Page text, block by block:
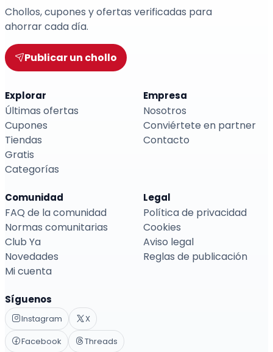
Chollos, cupones y ofertas verificadas para
ahorrar cada día.
Publicar un chollo
Explorar
Últimas ofertas
Cupones
Tiendas
Gratis
Categorías
Empresa
Nosotros
Conviértete en partner
Contacto
Comunidad
FAQ de la comunidad
Normas comunitarias
Club Ya
Novedades
Mi cuenta
Legal
Política de privacidad
Cookies
Aviso legal
Reglas de publicación
Síguenos
Instagram
X
Facebook
Threads